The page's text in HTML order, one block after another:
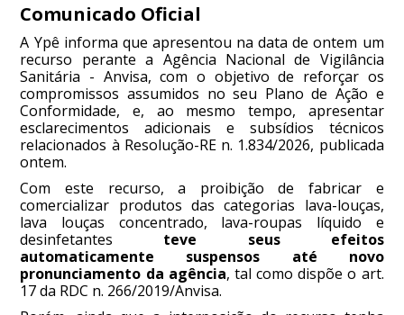
Comunicado Oficial
A Ypê informa que apresentou na data de ontem um
recurso perante a Agência Nacional de Vigilância
Sanitária - Anvisa, com o objetivo de reforçar os
compromissos assumidos no seu Plano de Ação e
Conformidade, e, ao mesmo tempo, apresentar
esclarecimentos adicionais e subsídios técnicos
relacionados à Resolução-RE n. 1.834/2026, publicada
ontem.
Com este recurso, a proibição de fabricar e
comercializar produtos das categorias lava-louças,
lava louças concentrado, lava-roupas líquido e
desinfetantes teve seus efeitos
automaticamente suspensos até novo
pronunciamento da agência, tal como dispõe o art.
17 da RDC n. 266/2019/Anvisa.